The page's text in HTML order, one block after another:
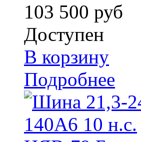
103 500 руб
Доступен
В корзину
Подробнее